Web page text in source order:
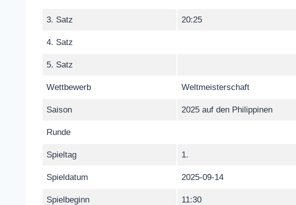
3. Satz 20:25
4. Satz
5. Satz
Wettbewerb Weltmeisterschaft
Saison 2025 auf den Philippinen
Runde
Spieltag 1.
Spieldatum 2025-09-14
Spielbeginn 11:30